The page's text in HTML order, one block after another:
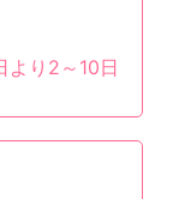
より2～10日